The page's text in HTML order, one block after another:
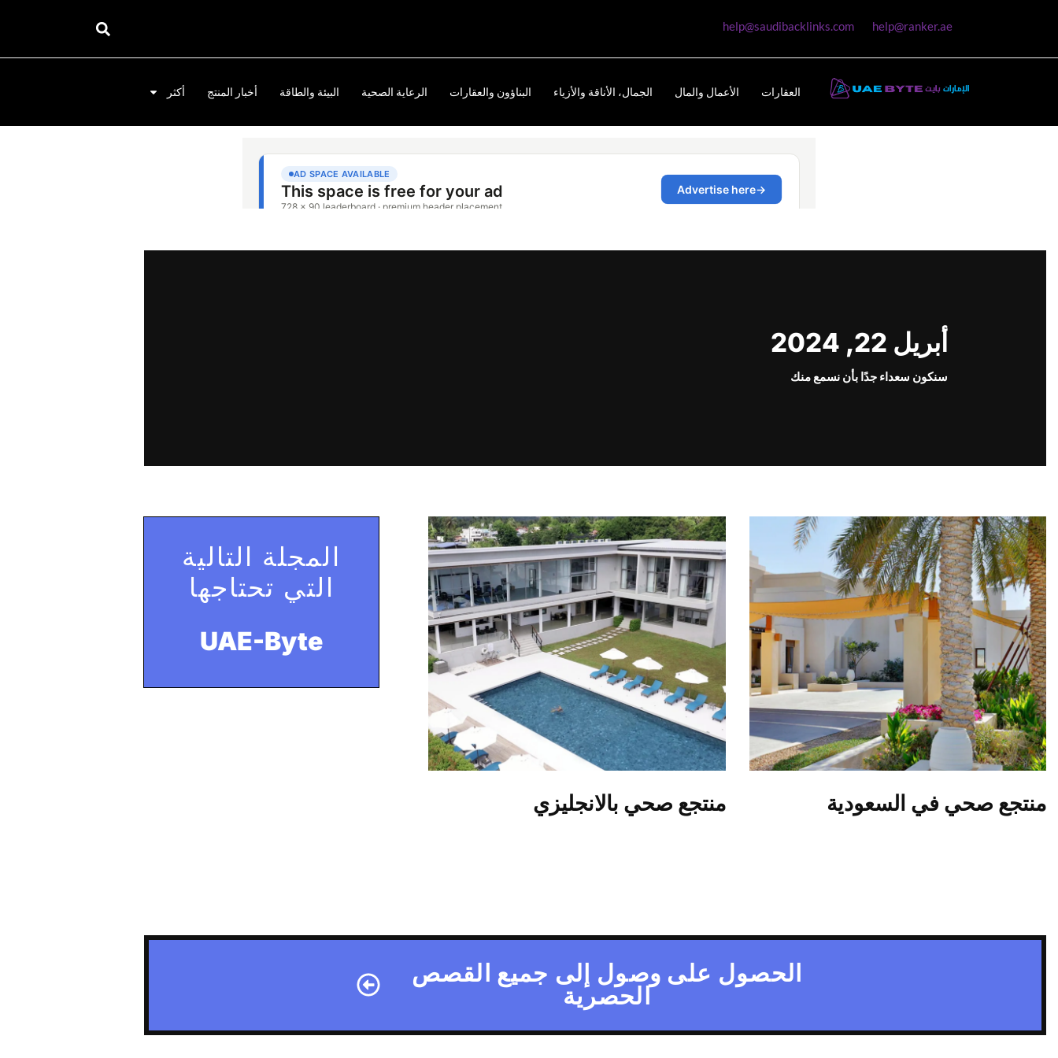
help@ranker.ae
help@saudibacklinks.com
العقارات الأعمال والمال الجمال، الأناقة والأزياء البناؤون والعقارات الرعاية الصحية البيئة والطاقة أخبار المنتج أكثر
أبريل 22, 2024
سنكون سعداء جدًا بأن نسمع منك
منتجع صحي في السعودية منتجع صحي بالانجليزي
المجلة التالية
التي تحتاجها
UAE-Byte
الحصول على وصول إلى جميع القصص
الحصرية